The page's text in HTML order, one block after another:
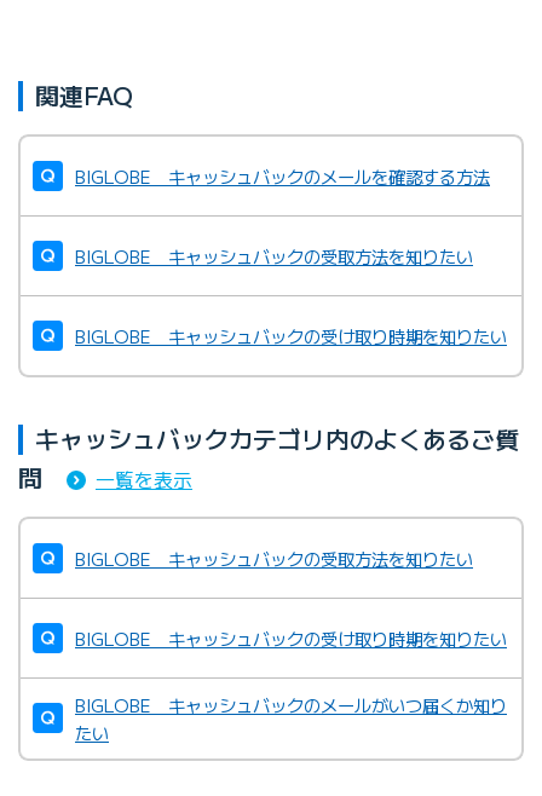
関連FAQ
BIGLOBE キャッシュバックのメールを確認する方法
BIGLOBE キャッシュバックの受取方法を知りたい
BIGLOBE キャッシュバックの受け取り時期を知りたい
キャッシュバックカテゴリ内のよくあるご質
問
一覧を表示
BIGLOBE キャッシュバックの受取方法を知りたい
BIGLOBE キャッシュバックの受け取り時期を知りたい
BIGLOBE キャッシュバックのメールがいつ届くか知り
たい